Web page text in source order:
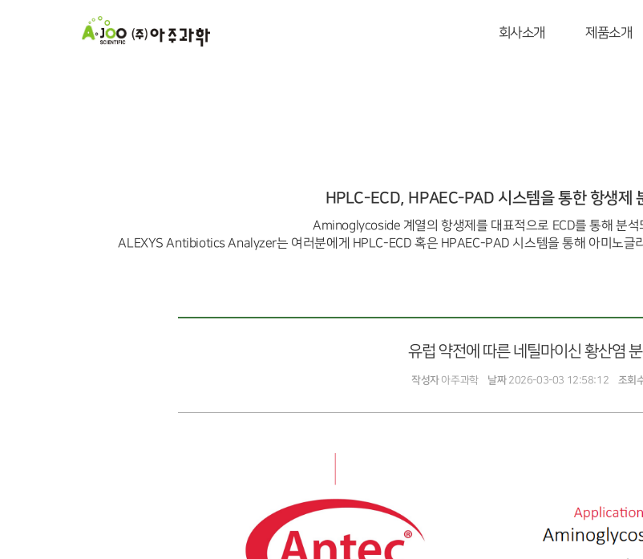
회사소개 제품소개
HPLC-ECD, HPAEC-PAD 시스템을 통한 항생제
Aminoglycoside 계열의 항생제를 대표적으로 ECD를 통해 분석
ALEXYS Antibiotics Analyzer는 여러분에게 HPLC-ECD 혹은 HPAEC-PAD 시스템을 통해 아미노글
유럽 약전에 따른 네틸마이신 황산염
작성자아주과학 날짜2026-03-03 12:58:12 조회